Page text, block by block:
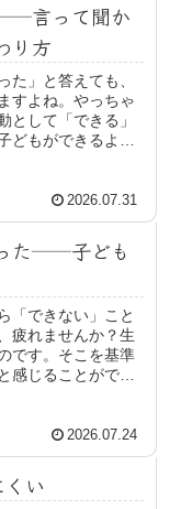
──言って聞か
り方
た」と答えても、
すよね。やっちゃ
として「できる」
どもができるよう
2026.07.31
た──子ども
「できない」こと
疲れませんか？生
です。そこを基準
感じることができ
2026.07.24
い